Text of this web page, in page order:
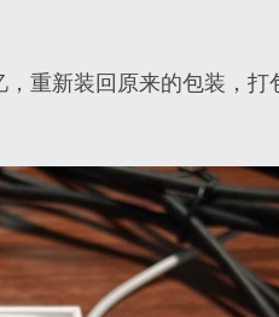
，重新装回原来的包装，